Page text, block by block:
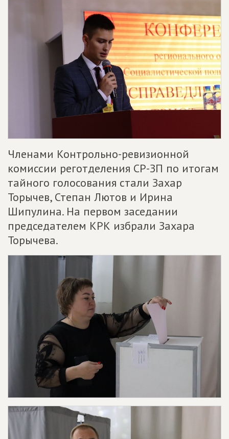
Членами Контрольно-ревизионной
комиссии реготделения СР-ЗП по итогам
тайного голосования стали Захар
Торычев, Степан Лютов и Ирина
Шипулина. На первом заседании
председателем КРК избрали Захара
Торычева.